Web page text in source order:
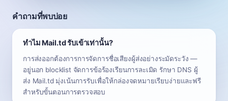
คำถามที่พบบ่อย
ทำไม Mail.td รับเข้าเท่านั้น?
การส่งออกต้องการการจัดการชื่อเสียงผู้ส่งอย่างระมัดระวัง —
อยู่นอก blocklist จัดการข้อร้องเรียนการละเมิด รักษา DNS ผู้
ส่ง Mail.td มุ่งเน้นการรับเพื่อให้กล่องจดหมายเรียบง่ายและฟรี
สำหรับขั้นตอนการตรวจสอบ